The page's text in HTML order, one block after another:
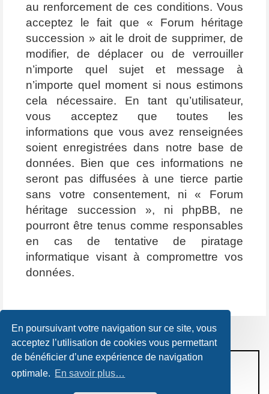
En poursuivant votre navigation sur ce site, vous
acceptez l’utilisation de cookies vous permettant
de bénéficier d’une expérience de navigation
optimale. En savoir plus…
au renforcement de ces conditions. Vous
acceptez le fait que « Forum héritage
succession » ait le droit de supprimer, de
modifier, de déplacer ou de verrouiller
n’importe quel sujet et message à
n’importe quel moment si nous estimons
cela nécessaire. En tant qu’utilisateur,
vous acceptez que toutes les
informations que vous avez renseignées
soient enregistrées dans notre base de
données. Bien que ces informations ne
seront pas diffusées à une tierce partie
sans votre consentement, ni « Forum
héritage succession », ni phpBB, ne
pourront être tenus comme responsables
en cas de tentative de piratage
informatique visant à compromettre vos
données.
CONDITIONS D’UTILISATION
POLITIQUE DE VIE PRIVÉE